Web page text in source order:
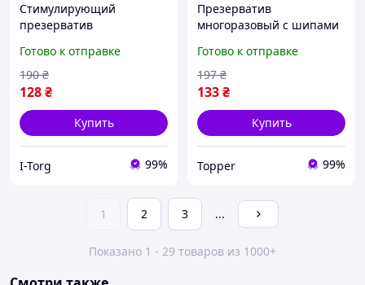
Стимулирующий
презерватив
«IT25090» Для яркой ночи
Готово к отправке
128₴
190 ₴
Купить
I-Torg 99%
Презерватив
многоразовый с шипами
Незабываемые
ощущения обеспечены
Готово к отправке
133₴
197 ₴
Купить
Topper 99%
1 2 3 ...
Показано 1 - 29 товаров из 1000+